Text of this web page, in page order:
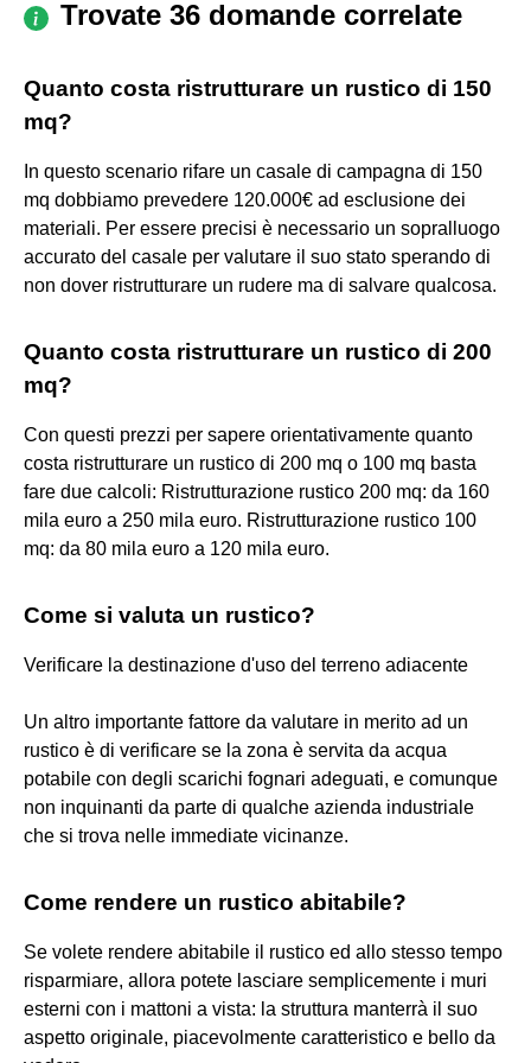
Trovate 36 domande correlate
Quanto costa ristrutturare un rustico di 150
mq?
In questo scenario rifare un casale di campagna di 150
mq dobbiamo prevedere 120.000€ ad esclusione dei
materiali. Per essere precisi è necessario un sopralluogo
accurato del casale per valutare il suo stato sperando di
non dover ristrutturare un rudere ma di salvare qualcosa.
Quanto costa ristrutturare un rustico di 200
mq?
Con questi prezzi per sapere orientativamente quanto
costa ristrutturare un rustico di 200 mq o 100 mq basta
fare due calcoli: Ristrutturazione rustico 200 mq: da 160
mila euro a 250 mila euro. Ristrutturazione rustico 100
mq: da 80 mila euro a 120 mila euro.
Come si valuta un rustico?
Verificare la destinazione d'uso del terreno adiacente
Un altro importante fattore da valutare in merito ad un
rustico è di verificare se la zona è servita da acqua
potabile con degli scarichi fognari adeguati, e comunque
non inquinanti da parte di qualche azienda industriale
che si trova nelle immediate vicinanze.
Come rendere un rustico abitabile?
Se volete rendere abitabile il rustico ed allo stesso tempo
risparmiare, allora potete lasciare semplicemente i muri
esterni con i mattoni a vista: la struttura manterrà il suo
aspetto originale, piacevolmente caratteristico e bello da